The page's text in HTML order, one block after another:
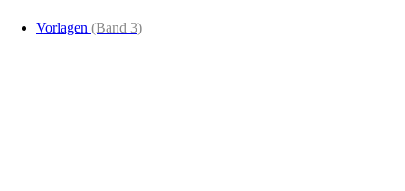
Vorlagen (Band 3)